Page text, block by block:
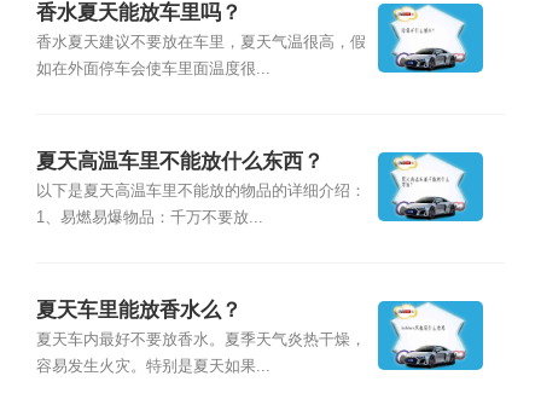
香水夏天能放车里吗？
香水夏天建议不要放在车里，夏天气温很高，假
如在外面停车会使车里面温度很...
夏天高温车里不能放什么东西？
以下是夏天高温车里不能放的物品的详细介绍：
1、易燃易爆物品：千万不要放...
夏天车里能放香水么？
夏天车内最好不要放香水。夏季天气炎热干燥，
容易发生火灾。特别是夏天如果...